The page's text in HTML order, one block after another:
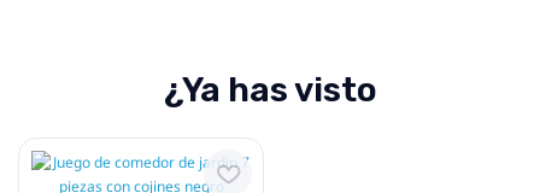
¿Ya has visto